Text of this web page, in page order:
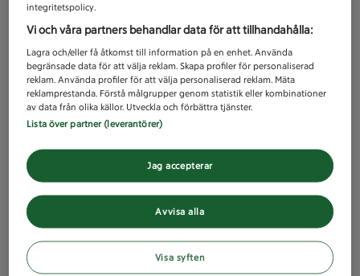
integritetspolicy.
Vi och våra partners behandlar data för att tillhandahålla:
Lagra och/eller få åtkomst till information på en enhet. Använda
begränsade data för att välja reklam. Skapa profiler för personaliserad
reklam. Använda profiler för att välja personaliserad reklam. Mäta
reklamprestanda. Förstå målgrupper genom statistik eller kombinationer
av data från olika källor. Utveckla och förbättra tjänster.
Lista över partner (leverantörer)
Avvisa alla
Jag accepterar
Visa syften